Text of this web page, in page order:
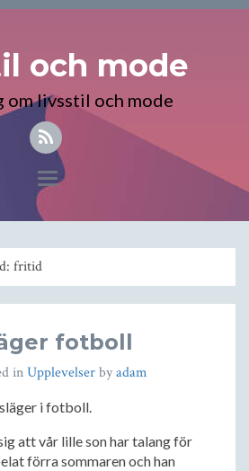
och mode
om livsstil och mode
Toggle
fritid
fotboll
inUpplevelserbyadam
i fotboll.
att vår lille son har talang för
förra sommaren och han